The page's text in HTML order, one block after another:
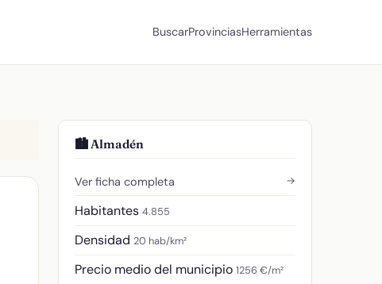
BuscarProvinciasHerramientas
🏙️ Almadén
Ver ficha completa →
Habitantes 4.855
Densidad 20 hab/km²
Precio medio del municipio 1256 €/m²